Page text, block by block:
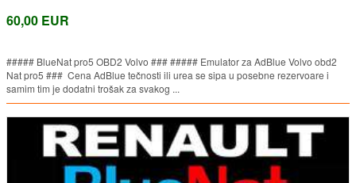
60,00 EUR
##### BlueNat pro5 OBD2 Volvo ### ##### Emulator za AdBlue Volvo obd2
Nat pro5 ### Cena AdBlue tečnosti ili urea se sipa u posebne rezervoare i
samim tim je dodatni trošak za svakog ...